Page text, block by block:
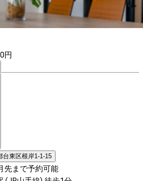
円
台東区根岸1-1-15
先まで予約可能